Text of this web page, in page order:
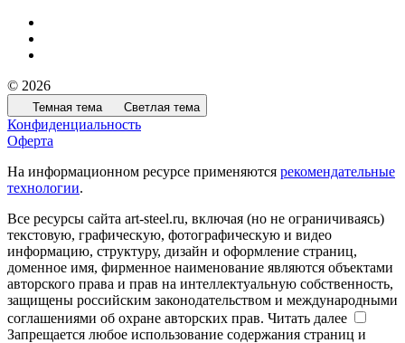
© 2026
Темная тема Светлая тема
Конфиденциальность
Оферта
На информационном ресурсе применяются рекомендательные
технологии.
Все ресурсы сайта art-steel.ru, включая (но не ограничиваясь)
текстовую, графическую, фотографическую и видео
информацию, структуру, дизайн и оформление страниц,
доменное имя, фирменное наименование являются объектами
авторского права и прав на интеллектуальную собственность,
защищены российским законодательством и международными
соглашениями об охране авторских прав. Читать далее
Запрещается любое использование содержания страниц и